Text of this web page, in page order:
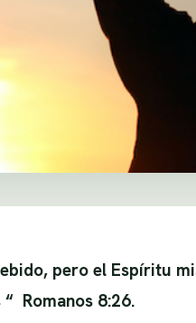
pero el Espíritu
Romanos 8:26.